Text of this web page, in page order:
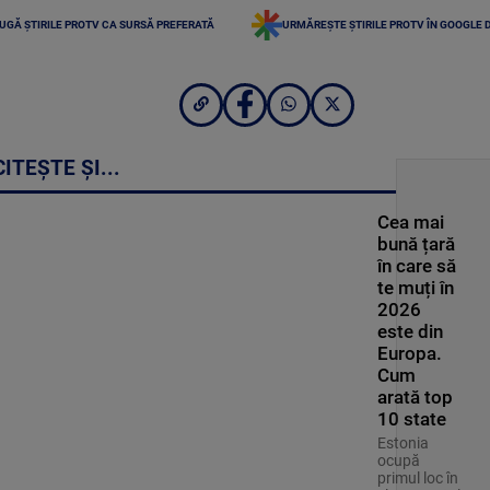
ȘTIRILE PROTV CA SURSĂ PREFERATĂ URMĂREȘTE ȘTIRILE PROTV ÎN GOOGLE
ȘI...
Cea mai
bună țară
în care să
te muți în
2026
este din
Europa.
Cum
arată top
10 state
Estonia
ocupă
primul loc în